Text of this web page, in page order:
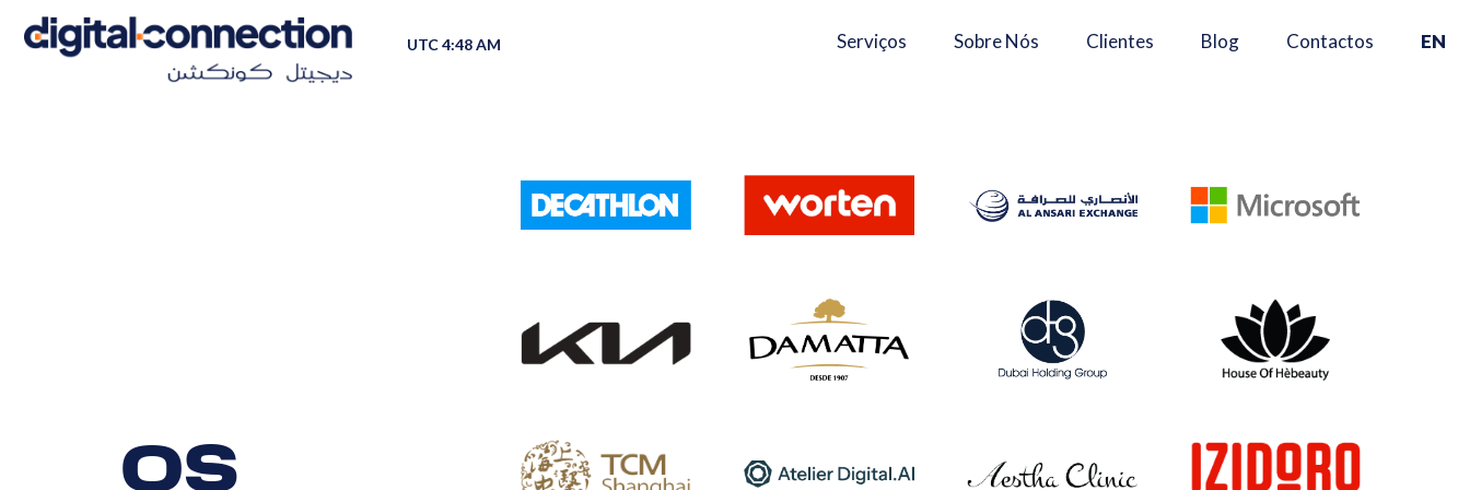
UTC 4:48 AM Serviços Sobre Nós Clientes Blog Contactos EN
×
OS